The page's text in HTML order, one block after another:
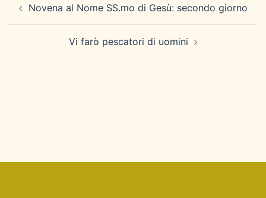
articolo
Novena al Nome SS.mo di Gesù: secondo giorno
Vi farò pescatori di uomini